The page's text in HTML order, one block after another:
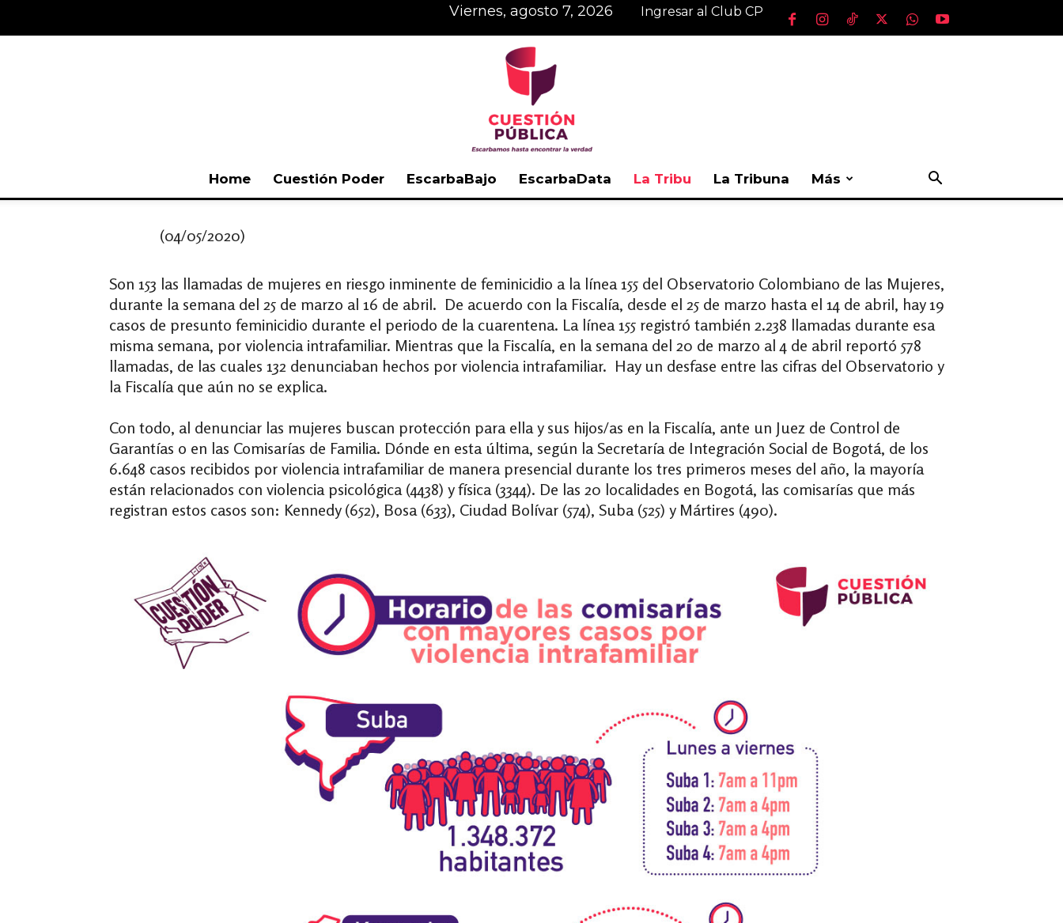
viernes, agosto 7, 2026 Ingresar al Club CP
Pública
Home Cuestión Poder EscarbaBajo EscarbaData La Tribu La Tribuna Más
(04/05/2020)
Son 153 las llamadas de mujeres en riesgo inminente de feminicidio a la línea 155 del Observatorio Colombiano de las Mujeres,
durante la semana del 25 de marzo al 16 de abril. De acuerdo con la Fiscalía, desde el 25 de marzo hasta el 14 de abril, hay 19
casos de presunto feminicidio durante el periodo de la cuarentena. La línea 155 registró también 2.238 llamadas durante esa
misma semana, por violencia intrafamiliar. Mientras que la Fiscalía, en la semana del 20 de marzo al 4 de abril reportó 578
llamadas, de las cuales 132 denunciaban hechos por violencia intrafamiliar. Hay un desfase entre las cifras del Observatorio y
la Fiscalía que aún no se explica.
Con todo, al denunciar las mujeres buscan protección para ella y sus hijos/as en la Fiscalía, ante un Juez de Control de
Garantías o en las Comisarías de Familia. Dónde en esta última, según la Secretaría de Integración Social de Bogotá, de los
6.648 casos recibidos por violencia intrafamiliar de manera presencial durante los tres primeros meses del año, la mayoría
están relacionados con violencia psicológica (4438) y física (3344). De las 20 localidades en Bogotá, las comisarías que más
registran estos casos son: Kennedy (652), Bosa (633), Ciudad Bolívar (574), Suba (525) y Mártires (490).